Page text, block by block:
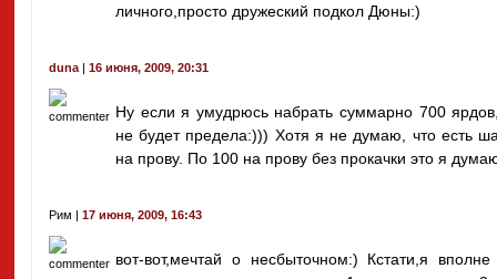
личного,просто дружеский подкол Дюны:)
duna | 16 июня, 2009, 20:31
Ну если я умудрюсь набрать суммарно 700
не будет предела:))) Хотя я не думаю, что есть
на прову. По 100 на прову без прокачки это я
Рим | 17 июня, 2009, 16:43
вот-вот,мечтай о несбыточном:) Кстати,я